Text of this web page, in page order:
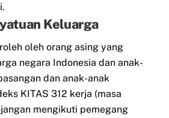
Keluarga
oleh orang asing yang
negara Indonesia dan anak-
dan anak-anak
KITAS 312 kerja (masa
mengikuti pemegang